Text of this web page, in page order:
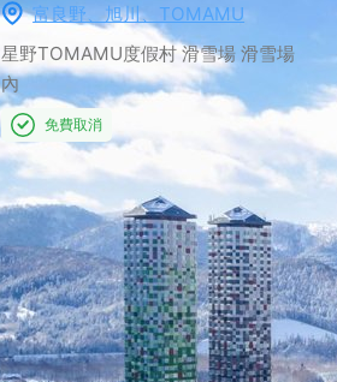
富良野、旭川、TOMAMU
星野TOMAMU度假村 滑雪場 滑雪場
內
免費取消